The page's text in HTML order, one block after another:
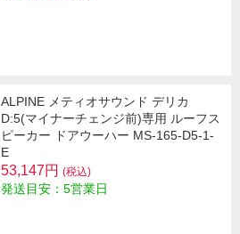
ALPINE メティオサウンド デリカ
D:5(マイナーチェンジ前)専用 ルーフス
ピーカー ドアウーハー MS-165-D5-1-
E
53,147円 (税込)
発送目安：5営業日